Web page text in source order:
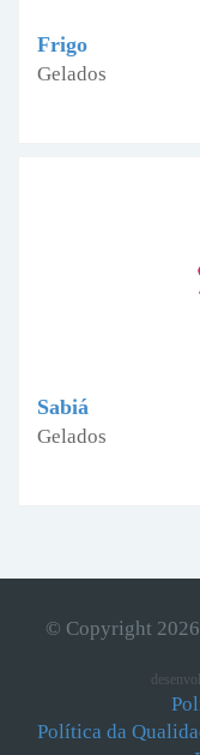
Frigo
Gelados
Sabiá
Gelados
© Copyright
Política da